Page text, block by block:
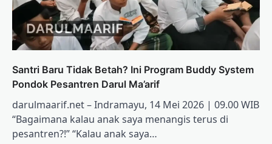
Santri Baru Tidak Betah? Ini Program Buddy System
Pondok Pesantren Darul Ma’arif
darulmaarif.net – Indramayu, 14 Mei 2026 | 09.00 WIB
“Bagaimana kalau anak saya menangis terus di
pesantren?!” “Kalau anak saya…